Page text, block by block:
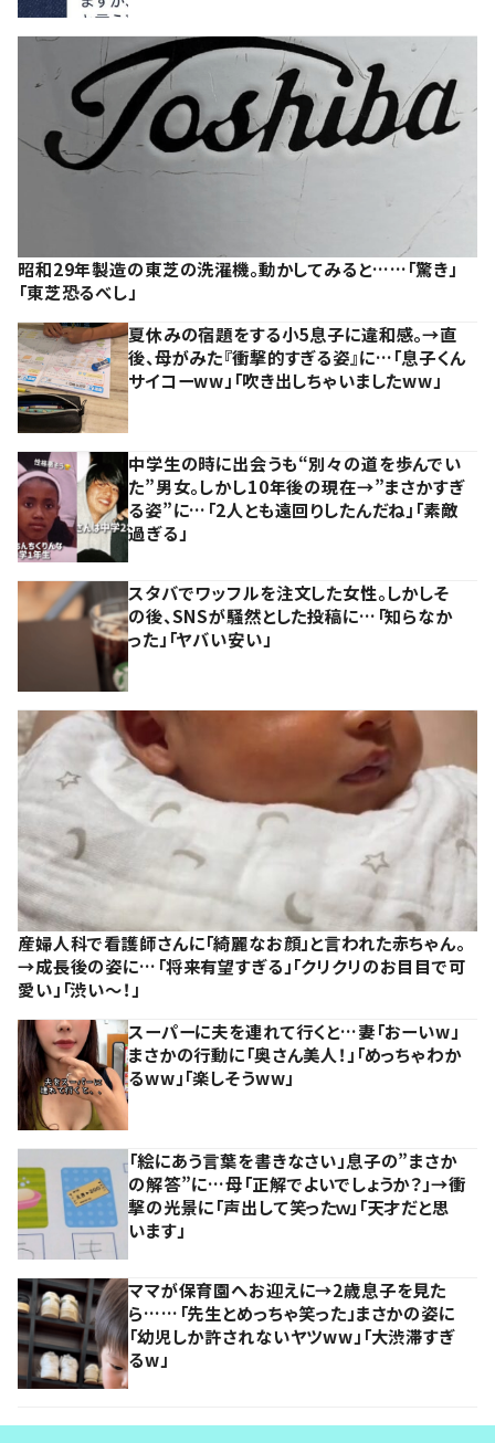
昭和29年製造の東芝の洗濯機。動かしてみると……「驚き」
「東芝恐るべし」
夏休みの宿題をする小5息子に違和感。→直
後、母がみた『衝撃的すぎる姿』に…「息子くん
サイコーww」「吹き出しちゃいましたww」
中学生の時に出会うも“別々の道を歩んでい
た”男女。しかし10年後の現在→”まさかすぎ
る姿”に…「2人とも遠回りしたんだね」「素敵
過ぎる」
スタバでワッフルを注文した女性。しかしそ
の後、SNSが騒然とした投稿に…「知らなか
った」「ヤバい安い」
産婦人科で看護師さんに「綺麗なお顔」と言われた赤ちゃん。
→成長後の姿に…「将来有望すぎる」「クリクリのお目目で可
愛い」「渋い～！」
スーパーに夫を連れて行くと…妻「おーいw」
まさかの行動に「奥さん美人！」「めっちゃわか
るww」「楽しそうww」
「絵にあう言葉を書きなさい」息子の”まさか
の解答”に…母「正解でよいでしょうか？」→衝
撃の光景に「声出して笑ったｗ」「天才だと思
います」
ママが保育園へお迎えに→2歳息子を見た
ら……「先生とめっちゃ笑った」まさかの姿に
「幼児しか許されないヤツww」「大渋滞すぎ
るw」